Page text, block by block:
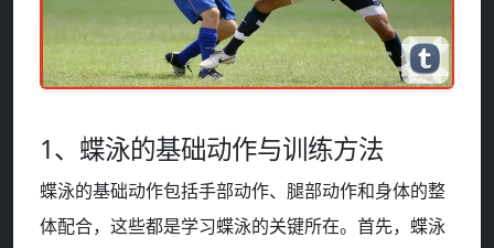
1、蝶泳的基础动作与训练方法
蝶泳的基础动作包括手部动作、腿部动作和身体的整
体配合，这些都是学习蝶泳的关键所在。首先，蝶泳